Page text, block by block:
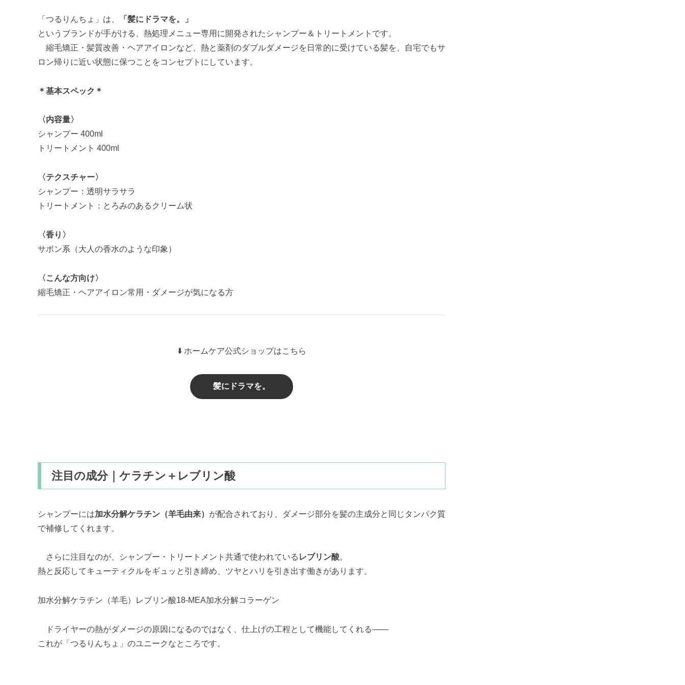
「つるりんちょ」は、
「髪にドラマを。」
というブランドが手がける、熱処理メニュー専用に開発されたシャンプー＆トリートメントです。
縮毛矯正・髪質改善・ヘアアイロンなど、熱と薬剤のダブルダメージを日常的に受けている髪を、自宅でもサ
ロン帰りに近い状態に保つことをコンセプトにしています。
＊基本スペック＊
〈内容量〉
シャンプー 400ml
トリートメント 400ml
〈テクスチャー〉
シャンプー：透明サラサラ
トリートメント：とろみのあるクリーム状
〈香り〉
サボン系（大人の香水のような印象）
〈こんな方向け〉
縮毛矯正・ヘアアイロン常用・ダメージが気になる方
⬇️ ホームケア公式ショップはこちら
髪にドラマを。
注目の成分｜ケラチン＋レブリン酸
シャンプーには加水分解ケラチン（羊毛由来） が配合されており、ダメージ部分を髪の主成分と同じタンパク質
で補修してくれます。
さらに注目なのが、シャンプー・トリートメント共通で使われている レブリン酸。
熱と反応してキューティクルをギュッと引き締め、ツヤとハリを引き出す働きがあります。
加水分解ケラチン（羊毛）レブリン酸18-MEA加水分解コラーゲン
ドライヤーの熱がダメージの原因になるのではなく、仕上げの工程として機能してくれる——
これが「つるりんちょ」のユニークなところです。